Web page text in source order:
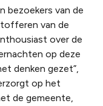
bezoekers van de
van de
over de
op deze
denken gezet”,
op het
de gemeente,